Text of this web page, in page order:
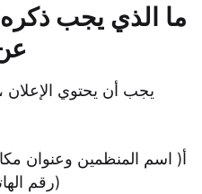
ما الذي يجب ذكره
(رقم